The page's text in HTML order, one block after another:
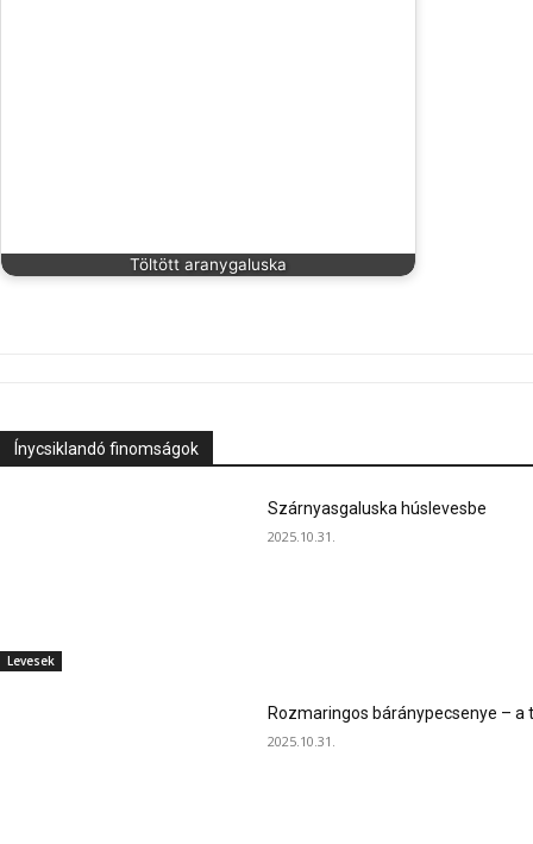
Töltött aranygaluska
Ínycsiklandó finomságok
Levesek
Szárnyasgaluska húslevesbe
2025.10.31.
Rozmaringos báránypecsenye – a
2025.10.31.